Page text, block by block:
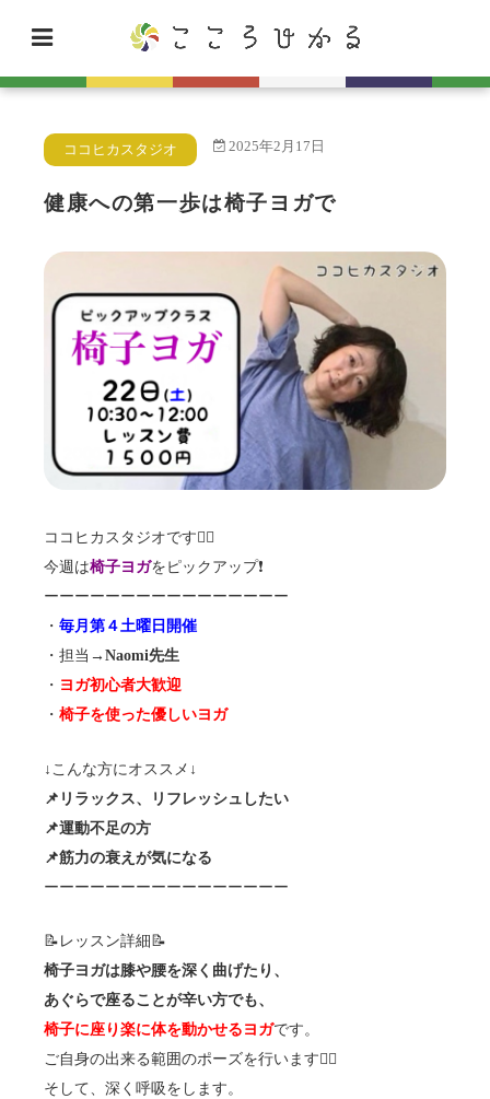
ココヒカスタジオ 2025年2月17日
健康への第一歩は椅子ヨガで
ココヒカスタジオです🧘‍♀️
今週は椅子ヨガをピックアップ❗️
ーーーーーーーーーーーーーーーー
・ 毎月第４土曜日開催
・担当→ Naomi先生
・ ヨガ初心者大歓迎
・ 椅子を使った優しいヨガ
↓こんな方にオススメ↓
📌リラックス、リフレッシュしたい
📌運動不足の方
📌筋力の衰えが気になる
ーーーーーーーーーーーーーーーー
📝レッスン詳細📝
椅子ヨガは膝や腰を深く曲げたり、
あぐらで座ることが辛い方でも、
椅子に座り楽に体を動かせるヨガです。
ご自身の出来る範囲のポーズを行います🧘‍♀️
そして、深く呼吸をします。